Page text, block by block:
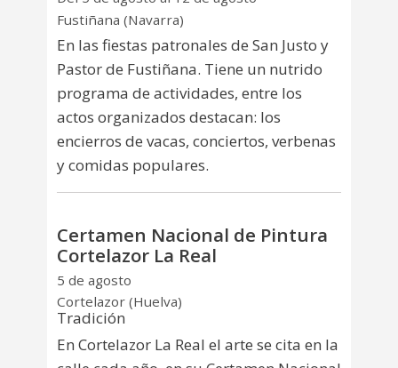
Fustiñana (Navarra)
En las fiestas patronales de San Justo y
Pastor de Fustiñana. Tiene un nutrido
programa de actividades, entre los
actos organizados destacan: los
encierros de vacas, conciertos, verbenas
y comidas populares.
Certamen Nacional de Pintura
Cortelazor La Real
5 de agosto
Cortelazor (Huelva)
Tradición
En Cortelazor La Real el arte se cita en la